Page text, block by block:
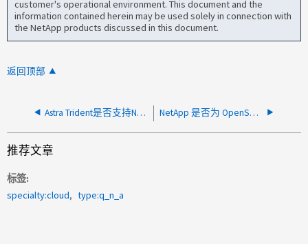
customer's operational environment. This document and the
information contained herein may be used solely in connection with
the NetApp products discussed in this document.
返回顶部
Astra Trident是否支持NetApp存储上的Kasten快照？ NetApp 是否为 OpenShift 提供 CSI 驱动程序？
推荐文章
标签
specialty:cloud
type:q_n_a